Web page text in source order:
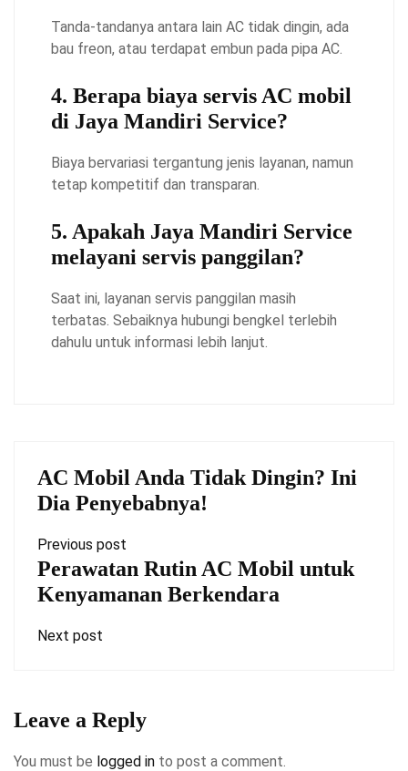
Tanda-tandanya antara lain AC tidak dingin, ada
bau freon, atau terdapat embun pada pipa AC.
4. Berapa biaya servis AC mobil
di Jaya Mandiri Service?
Biaya bervariasi tergantung jenis layanan, namun
tetap kompetitif dan transparan.
5. Apakah Jaya Mandiri Service
melayani servis panggilan?
Saat ini, layanan servis panggilan masih
terbatas. Sebaiknya hubungi bengkel terlebih
dahulu untuk informasi lebih lanjut.
AC Mobil Anda Tidak Dingin? Ini
Dia Penyebabnya!
Previous post
Perawatan Rutin AC Mobil untuk
Kenyamanan Berkendara
Next post
Leave a Reply
You must be logged in to post a comment.